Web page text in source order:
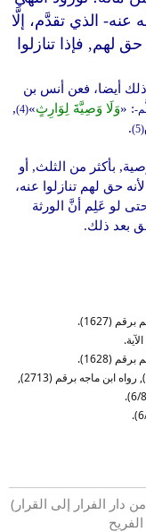
عنه- الذي تقدَّم، إلَّا
لهم, فإذا تنازلوا
أيضا، فعن أنس بن
: «وَلَا وَصِيَّةَ لِوَارِثٍ»
(4)
,
(5)
.
بأكثر من الثلث, أو
حق لهم تنازلوا عنه،
لو عَلِم أنَّ الورثة
بعد ذلك.
(4) رواه أحمد برقم (17763), رواه أبو داود برقم (2870), رواه ابن ماجه برقم (2713),
دار الفرار إلى القرار)